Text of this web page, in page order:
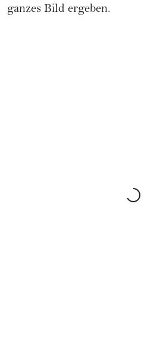
ganzes Bild ergeben.